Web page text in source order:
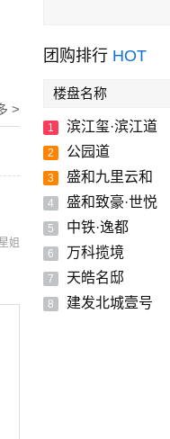
>
姐
团购排行 HOT
楼盘名称
1 滨江玺·滨江道
2 公园道
3 盛和九里云和
4 盛和致豪·世悦
5 中铁·逸都
6 万科揽境
7 天皓名邸
8 建发北城壹号